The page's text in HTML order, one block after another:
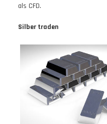
als CFD.
Silber traden